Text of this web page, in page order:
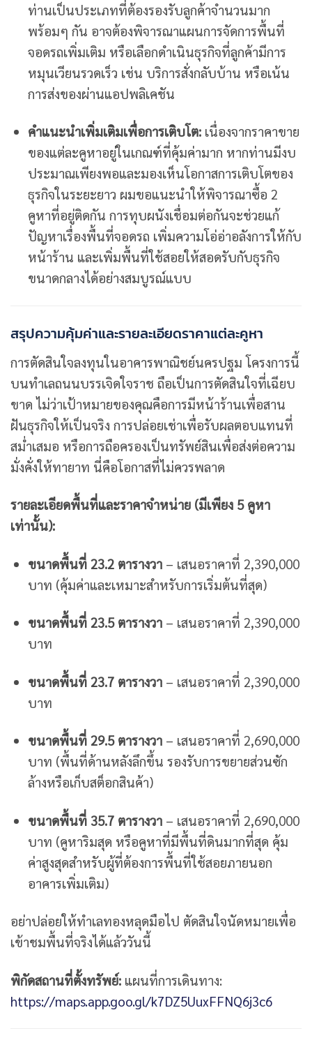
ท่านเป็นประเภทที่ต้องรองรับลูกค้าจำนวนมาก
พร้อมๆ กัน อาจต้องพิจารณาแผนการจัดการพื้นที่
จอดรถเพิ่มเติม หรือเลือกดำเนินธุรกิจที่ลูกค้ามีการ
หมุนเวียนรวดเร็ว เช่น บริการสั่งกลับบ้าน หรือเน้น
การส่งของผ่านแอปพลิเคชัน
คำแนะนำเพิ่มเติมเพื่อการเติบโต:เนื่องจากราคาขาย
ของแต่ละคูหาอยู่ในเกณฑ์ที่คุ้มค่ามาก หากท่านมีงบ
ประมาณเพียงพอและมองเห็นโอกาสการเติบโตของ
ธุรกิจในระยะยาว ผมขอแนะนำให้พิจารณาซื้อ 2
คูหาที่อยู่ติดกัน การทุบผนังเชื่อมต่อกันจะช่วยแก้
ปัญหาเรื่องพื้นที่จอดรถ เพิ่มความโอ่อ่าอลังการให้กับ
หน้าร้าน และเพิ่มพื้นที่ใช้สอยให้สอดรับกับธุรกิจ
ขนาดกลางได้อย่างสมบูรณ์แบบ
สรุปความคุ้มค่าและรายละเอียดราคาแต่ละคูหา
การตัดสินใจลงทุนในอาคารพาณิชย์นครปฐม โครงการนี้
บนทำเลถนนบรรเจิดใจราช ถือเป็นการตัดสินใจที่เฉียบ
ขาด ไม่ว่าเป้าหมายของคุณคือการมีหน้าร้านเพื่อสาน
ฝันธุรกิจให้เป็นจริง การปล่อยเช่าเพื่อรับผลตอบแทนที่
สม่ำเสมอ หรือการถือครองเป็นทรัพย์สินเพื่อส่งต่อความ
มั่งคั่งให้ทายาท นี่คือโอกาสที่ไม่ควรพลาด
รายละเอียดพื้นที่และราคาจำหน่าย (มีเพียง 5 คูหา
เท่านั้น):
ขนาดพื้นที่ 23.2 ตารางวา– เสนอราคาที่ 2,390,000
บาท (คุ้มค่าและเหมาะสำหรับการเริ่มต้นที่สุด)
ขนาดพื้นที่ 23.5 ตารางวา– เสนอราคาที่ 2,390,000
บาท
ขนาดพื้นที่ 23.7 ตารางวา– เสนอราคาที่ 2,390,000
บาท
ขนาดพื้นที่ 29.5 ตารางวา– เสนอราคาที่ 2,690,000
บาท (พื้นที่ด้านหลังลึกขึ้น รองรับการขยายส่วนซัก
ล้างหรือเก็บสต็อกสินค้า)
ขนาดพื้นที่ 35.7 ตารางวา– เสนอราคาที่ 2,690,000
บาท (คูหาริมสุด หรือคูหาที่มีพื้นที่ดินมากที่สุด คุ้ม
ค่าสูงสุดสำหรับผู้ที่ต้องการพื้นที่ใช้สอยภายนอก
อาคารเพิ่มเติม)
อย่าปล่อยให้ทำเลทองหลุดมือไป ตัดสินใจนัดหมายเพื่อ
เข้าชมพื้นที่จริงได้แล้ววันนี้
พิกัดสถานที่ตั้งทรัพย์: แผนที่การเดินทาง:
https://maps.app.goo.gl/k7DZ5UuxFFNQ6j3c6